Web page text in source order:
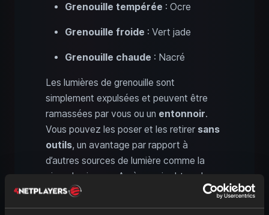
Grenouille tempérée : Ocre
Grenouille froide : Vert jade
Grenouille chaude : Nacré
Les lumières de grenouille sont
simplement expulsées et peuvent être
ramassées par vous ou un entonnoir.
Vous pouvez les poser et les retirer sans
outils, un avantage par rapport à
d’autres sources de lumière comme la
pierre lumineuse. Après avoir obtenu la
réalisation précédente, vous pouvez
débloquer le point “Avec les forces unies